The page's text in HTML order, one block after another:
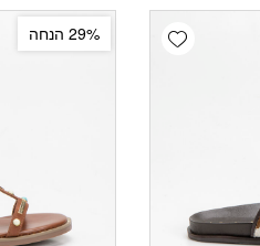
Add wishlist29% הנחה